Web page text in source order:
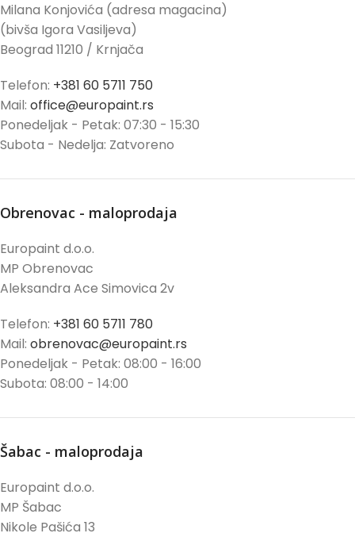
Milana Konjovića (adresa magacina)
(bivša Igora Vasiljeva)
Beograd 11210 / Krnjača
Telefon: +381 60 5711 750
Mail: office@europaint.rs
Ponedeljak - Petak: 07:30 - 15:30
Subota - Nedelja: Zatvoreno
Obrenovac - maloprodaja
Europaint d.o.o.
MP Obrenovac
Aleksandra Ace Simovica 2v
Telefon: +381 60 5711 780
Mail: obrenovac@europaint.rs
Ponedeljak - Petak: 08:00 - 16:00
Subota: 08:00 - 14:00
Šabac - maloprodaja
Europaint d.o.o.
MP Šabac
Nikole Pašića 13